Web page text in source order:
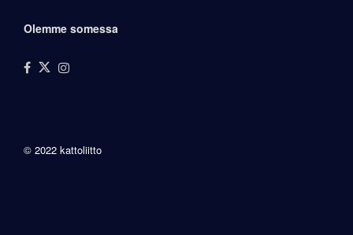
Olemme somessa
© 2022 kattoliitto